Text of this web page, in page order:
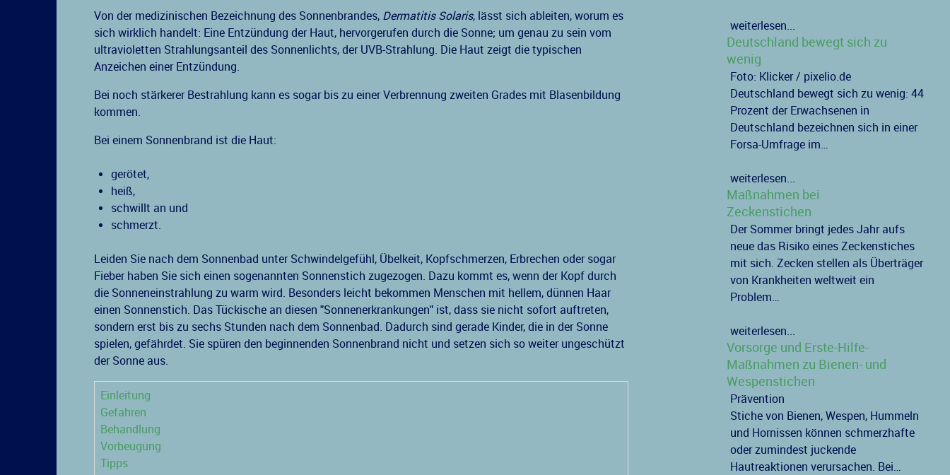
Von der medizinischen Bezeichnung des Sonnenbrandes, Dermatitis Solaris, lässt sich ableiten, worum es
sich wirklich handelt: Eine Entzündung der Haut, hervorgerufen durch die Sonne; um genau zu sein vom
ultravioletten Strahlungsanteil des Sonnenlichts, der UVB-Strahlung. Die Haut zeigt die typischen
Anzeichen einer Entzündung.
Bei noch stärkerer Bestrahlung kann es sogar bis zu einer Verbrennung zweiten Grades mit Blasenbildung
kommen.
Bei einem Sonnenbrand ist die Haut:
gerötet,
heiß,
schwillt an und
schmerzt.
Leiden Sie nach dem Sonnenbad unter Schwindelgefühl, Übelkeit, Kopfschmerzen, Erbrechen oder sogar
Fieber haben Sie sich einen sogenannten Sonnenstich zugezogen. Dazu kommt es, wenn der Kopf durch
die Sonneneinstrahlung zu warm wird. Besonders leicht bekommen Menschen mit hellem, dünnen Haar
einen Sonnenstich. Das Tückische an diesen "Sonnenerkrankungen" ist, dass sie nicht sofort auftreten,
sondern erst bis zu sechs Stunden nach dem Sonnenbad. Dadurch sind gerade Kinder, die in der Sonne
spielen, gefährdet. Sie spüren den beginnenden Sonnenbrand nicht und setzen sich so weiter ungeschützt
der Sonne aus.
Einleitung
Gefahren
Behandlung
Vorbeugung
Tipps
weiterlesen...
Deutschland bewegt sich zu
wenig
Foto: Klicker / pixelio.de
Deutschland bewegt sich zu wenig: 44
Prozent der Erwachsenen in
Deutschland bezeichnen sich in einer
Forsa-Umfrage im…
weiterlesen...
Maßnahmen bei
Zeckenstichen
Der Sommer bringt jedes Jahr aufs
neue das Risiko eines Zeckenstiches
mit sich. Zecken stellen als Überträger
von Krankheiten weltweit ein
Problem…
weiterlesen...
Vorsorge und Erste-Hilfe-
Maßnahmen zu Bienen- und
Wespenstichen
Prävention
Stiche von Bienen, Wespen, Hummeln
und Hornissen können schmerzhafte
oder zumindest juckende
Hautreaktionen verursachen. Bei…